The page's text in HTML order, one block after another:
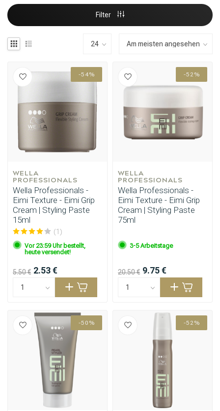
Filter
-54%
WELLA
PROFESSIONALS
Wella Professionals -
Eimi Texture - Eimi Grip
Cream | Styling Paste
15ml
(1)
Vor 23:59 Uhr bestellt,
heute versendet!
5.50 € 2.53 €
-52%
WELLA
PROFESSIONALS
Wella Professionals -
Eimi Texture - Eimi Grip
Cream | Styling Paste
75ml
3-5 Arbeitstage
20.50 € 9.75 €
-50% -52%